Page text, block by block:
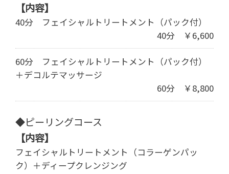
【内容】
40分 フェイシャルトリートメント（パック付）
40分 ￥6,600
60分 フェイシャルトリートメント（パック付）
＋デコルテマッサージ
60分 ￥8,800
◆ピーリングコース
【内容】
フェイシャルトリートメント（コラーゲンパッ
ク）＋ディープクレンジング